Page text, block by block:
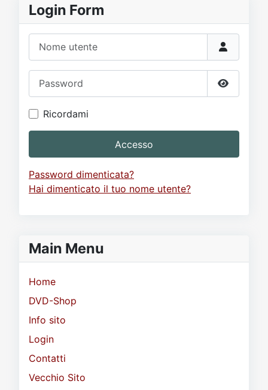
Login Form
Mostra
Ricordami
Accesso
Password dimenticata?
Hai dimenticato il tuo nome utente?
Main Menu
Home
DVD-Shop
Info sito
Login
Contatti
Vecchio Sito